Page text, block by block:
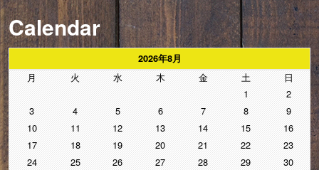
Calendar
2026年8月
月 火 水 木 金 土
日
1
2
3
4 5 6 7 8
9
10
11 12 13 14 15
16
17
18 19 20 21 22
23
24
25 26 27 28 29
30